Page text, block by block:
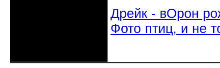
Дрейк - вОрон
Фото птиц, и не